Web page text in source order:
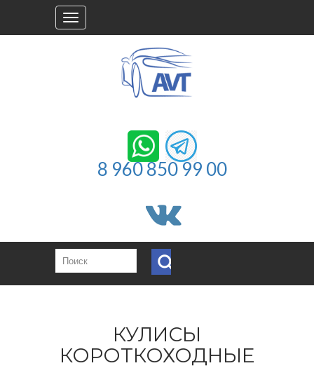
Toggle
navigation
8 960 850 99 00
КУЛИСЫ
КОРОТКОХОДНЫЕ